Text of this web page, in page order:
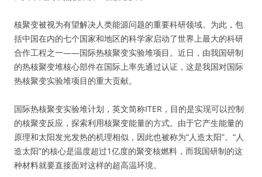
核聚变被视为有望解决人类能源问题的重要科研领域。为此，包
括中国在内的七个国家和地区的科学家启动了世界上最大的科研
合作工程之一——国际热核聚变实验堆项目。近日，由我国研制
的热核聚变堆核心部件在国际上率先通过认证，这是我国对国际
热核聚变实验堆项目的重大贡献。
国际热核聚变实验堆计划，英文简称ITER，目的是实现可以控制
的核聚变反应，探索利用核聚变能量的方式。由于它产生能量的
原理和太阳发光发热的机理相似，因此也被称为“人造太阳”。“人
造太阳”的核心是温度超过1亿度的聚变核燃料，而我国研制的这
种材料就要直接面对这样的超高温环境。